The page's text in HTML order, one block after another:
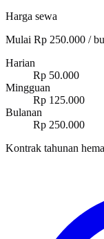
Harga sewa
Mulai Rp 250.000 /
Harian
Rp 50.000
Mingguan
Rp 125.000
Bulanan
Rp 250.000
Kontrak tahunan